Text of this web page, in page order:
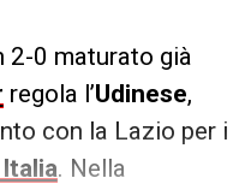
2-0 maturato già
regola l’Udinese,
con la Lazio per i
. Nella